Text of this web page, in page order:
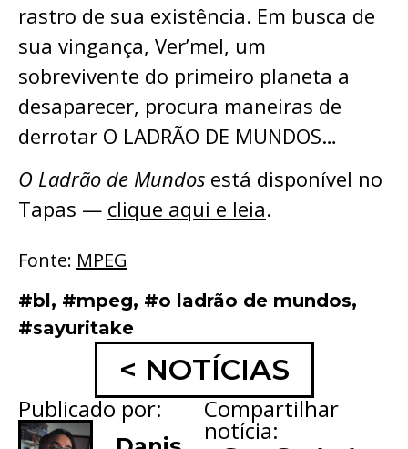
rastro de sua existência. Em busca de
sua vingança, Ver’mel, um
sobrevivente do primeiro planeta a
desaparecer, procura maneiras de
derrotar O LADRÃO DE MUNDOS…
O Ladrão de Mundos está disponível no
Tapas — clique aqui e leia.
Fonte: MPEG
#bl, #mpeg, #o ladrão de mundos,
#sayuritake
< NOTÍCIAS
Publicado por: Compartilhar
notícia: